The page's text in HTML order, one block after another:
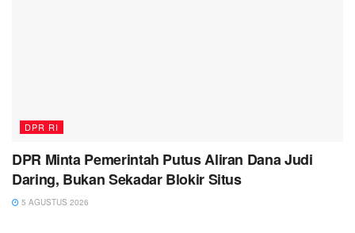
DPR RI
DPR Minta Pemerintah Putus Aliran Dana Judi
Daring, Bukan Sekadar Blokir Situs
5 AGUSTUS 2026